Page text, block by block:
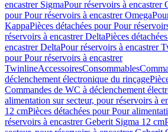
encastrer SigmaPour réservoirs à encastrer
pour Pour réservoirs à encastrer Omega
KappaPièces détachées pour Pour
réservoirs à encastrer DeltaPièces
encastrer DeltaPour réservoirs à encastrer
pour Pour réservoirs à encastrer
TwinlineAccessoiresConsommables
déclenchement électronique du rinçage
Commandes de WC à déclenchement
alimentation sur secteur, pour réservoirs à
12 cmPièces détachées pour Pour
réservoirs à encastrer Geberit Sigma 12 cm